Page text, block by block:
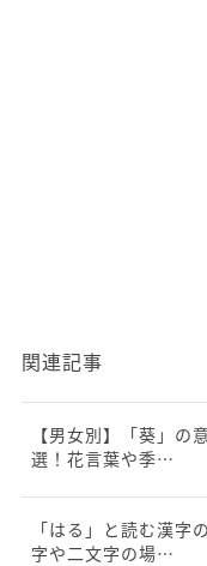
関連記事
【男女別】「葵」の
選！花言葉や季…
「はる」と読む漢字
字や二文字の場…